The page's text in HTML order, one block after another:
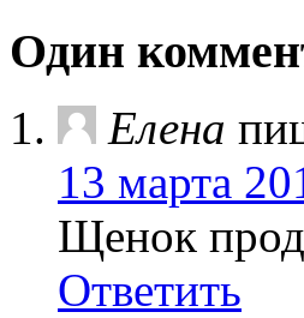
Один
Елена
13 марта
Щенок
Ответить